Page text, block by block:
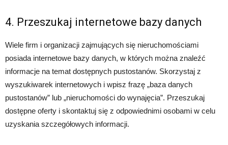
4. Przeszukaj internetowe bazy danych
Wiele firm i organizacji zajmujących się nieruchomościami
posiada internetowe bazy danych, w których można znaleźć
informacje na temat dostępnych pustostanów. Skorzystaj z
wyszukiwarek internetowych i wpisz frazę „baza danych
pustostanów” lub „nieruchomości do wynajęcia”. Przeszukaj
dostępne oferty i skontaktuj się z odpowiednimi osobami w celu
uzyskania szczegółowych informacji.